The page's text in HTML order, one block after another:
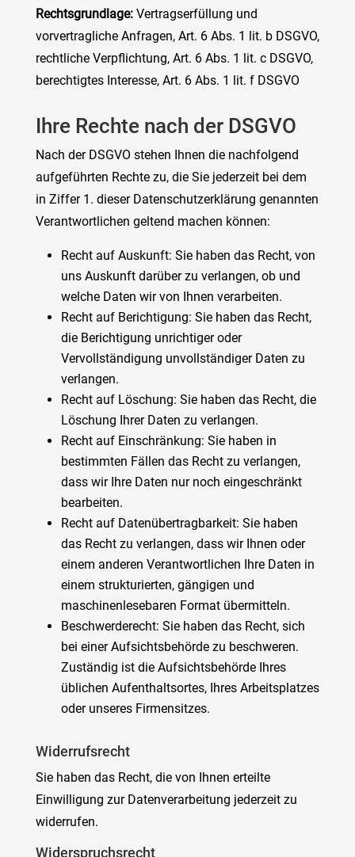
Rechtsgrundlage:Vertragserfüllung und
vorvertragliche Anfragen, Art. 6 Abs. 1 lit. b DSGVO,
rechtliche Verpflichtung, Art. 6 Abs. 1 lit. c DSGVO,
berechtigtes Interesse, Art. 6 Abs. 1 lit. f DSGVO
Ihre Rechte nach der DSGVO
Nach der DSGVO stehen Ihnen die nachfolgend
aufgeführten Rechte zu, die Sie jederzeit bei dem
in Ziffer 1. dieser Datenschutzerklärung genannten
Verantwortlichen geltend machen können:
Recht auf Auskunft: Sie haben das Recht, von
uns Auskunft darüber zu verlangen, ob und
welche Daten wir von Ihnen verarbeiten.
Recht auf Berichtigung: Sie haben das Recht,
die Berichtigung unrichtiger oder
Vervollständigung unvollständiger Daten zu
verlangen.
Recht auf Löschung: Sie haben das Recht, die
Löschung Ihrer Daten zu verlangen.
Recht auf Einschränkung: Sie haben in
bestimmten Fällen das Recht zu verlangen,
dass wir Ihre Daten nur noch eingeschränkt
bearbeiten.
Recht auf Datenübertragbarkeit: Sie haben
das Recht zu verlangen, dass wir Ihnen oder
einem anderen Verantwortlichen Ihre Daten in
einem strukturierten, gängigen und
maschinenlesebaren Format übermitteln.
Beschwerderecht: Sie haben das Recht, sich
bei einer Aufsichtsbehörde zu beschweren.
Zuständig ist die Aufsichtsbehörde Ihres
üblichen Aufenthaltsortes, Ihres Arbeitsplatzes
oder unseres Firmensitzes.
Widerrufsrecht
Sie haben das Recht, die von Ihnen erteilte
Einwilligung zur Datenverarbeitung jederzeit zu
widerrufen.
Widerspruchsrecht